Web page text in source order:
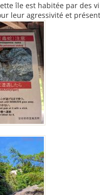
île est habitée par des
leur agressivité et